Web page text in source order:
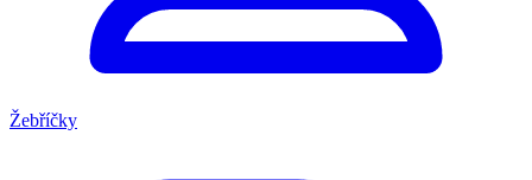
Žebříčky